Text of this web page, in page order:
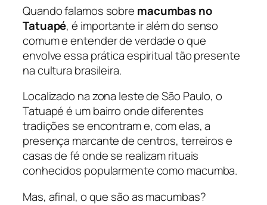
Quando falamos sobre macumbas no
Tatuapé, é importante ir além do senso
comum e entender de verdade o que
envolve essa prática espiritual tão presente
na cultura brasileira.
Localizado na zona leste de São Paulo, o
Tatuapé é um bairro onde diferentes
tradições se encontram e, com elas, a
presença marcante de centros, terreiros e
casas de fé onde se realizam rituais
conhecidos popularmente como macumba.
Mas, afinal, o que são as macumbas?